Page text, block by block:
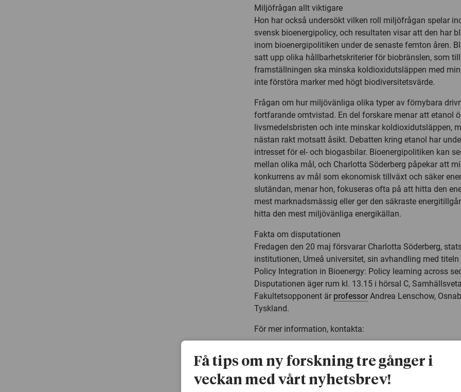
Miljöfrågan allt viktigare
Hon har också undersökt vilken roll miljöfrågan spelar
svensk bioenergipolicy, och resultaten visar att den har
inom bioenergipolitiken under de senaste femton åren.
satt upp olika hållbarhetskriterier för biobränslen, som
framställningen ska minska koldioxidutsläppen med
inte förstöra marker med högt biodiversitetsvärde.
Frågan om hur miljövänliga olika typer av förnybara
fortfarande omtvistad. En del forskare menar att etanol
livsmedelsbristen och inte minskar koldioxidutsläppen,
nästan rakt motsatt åsikt. Debatten kring etanol har
intresset för el- och biogasbilar. Bioenergipolitiken kan
mellan olika mål, och Charlotta Söderberg påpekar att
konkurrens av mål som ekonomisk tillväxt och säker
slutändan, menar hon, fokuseras ofta på att hitta den
mest marknadsmässig eller ger den säkraste
hitta den mest miljövänliga energikällan.
Fakta om disputationen
Fredagen den 20 maj försvarar Charlotta Söderberg,
institutionen, Umeå universitet, sin avhandling med
Policy Integration in Bioenergy: Policy learning across
Disputationen äger rum kl. 13.15 i hörsal C,
Fakultetsopponent är professorAndrea Lenschow,
Tyskland.
För mer information, kontakta:
Statsvetenskapliga institutionen,
Umeå universitet
Telefon: 090-786 6950
Få tips om ny forskning tre gånger i
veckan med vårt nyhetsbrev!